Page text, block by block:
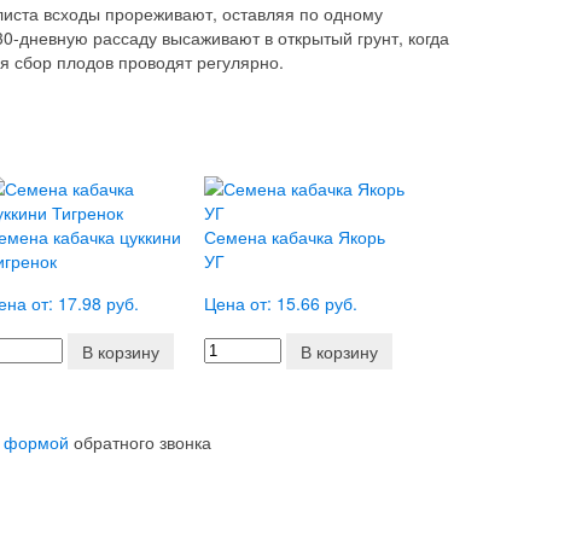
всходы прореживают, оставляя по одному
рассаду высаживают в открытый грунт, когда
сбор плодов проводят регулярно.
кабачка цуккини
от: 17.98 руб.
В корзину
Семена кабачка Якорь
УГ
Цена от: 15.66 руб.
В корзину
формой обратного звонка